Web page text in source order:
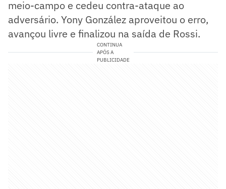
meio-campo e cedeu contra-ataque ao
adversário. Yony González aproveitou o erro,
avançou livre e finalizou na saída de Rossi.
CONTINUA
APÓS A
PUBLICIDADE